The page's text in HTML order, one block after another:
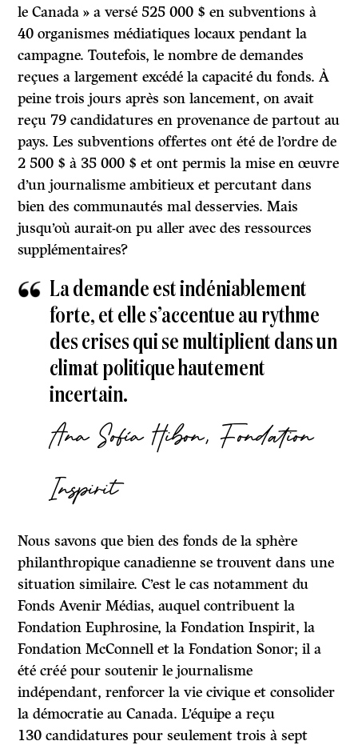
le Canada » a versé 525 000 $ en subventions à
40 organismes médiatiques locaux pendant la
campagne. Toutefois, le nombre de demandes
reçues a largement excédé la capacité du fonds. À
peine trois jours après son lancement, on avait
reçu 79 candidatures en provenance de partout au
pays. Les subventions offertes ont été de l’ordre de
2 500 $ à 35 000 $ et ont permis la mise en œuvre
d’un journalisme ambitieux et percutant dans
bien des communautés mal desservies. Mais
jusqu’où aurait-on pu aller avec des ressources
supplémentaires?
La demande est indéniablement
forte, et elle s’accentue au rythme
des crises qui se multiplient dans un
climat politique hautement
incertain.
Ana Sofía Hibon, Fondation
Inspirit
Nous savons que bien des fonds de la sphère
philanthropique canadienne se trouvent dans une
situation similaire. C’est le cas notamment du
Fonds Avenir Médias, auquel contribuent la
Fondation Euphrosine, la Fondation Inspirit, la
Fondation McConnell et la Fondation Sonor; il a
été créé pour soutenir le journalisme
indépendant, renforcer la vie civique et consolider
la démocratie au Canada. L’équipe a reçu
130 candidatures pour seulement trois à sept